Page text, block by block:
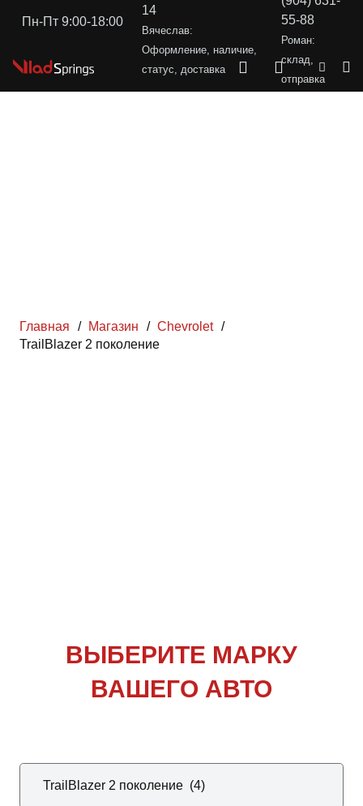
Пн-Пт 9:00-18:00
14
Вячеслав:
Оформление, наличие,
статус, доставка
55-88
Роман:
склад,
отправка
Главная / Магазин / Chevrolet /
TrailBlazer 2 поколение
ВЫБЕРИТЕ МАРКУ
ВАШЕГО АВТО